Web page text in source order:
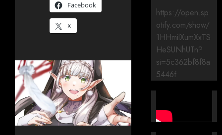
Facebook
X
https://open.sp
otify.com/show/
1HHmilXumXxTS
HeSUNhUTn?
si=5c362bf8f8a
5446f